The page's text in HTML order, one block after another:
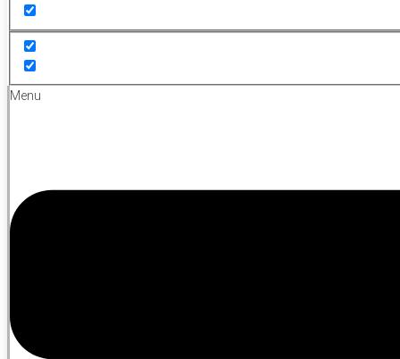
Menu